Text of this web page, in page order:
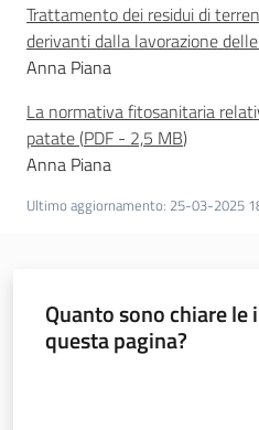
Seguici
su
Trattamento dei residui di
derivanti dalla lavorazione
Anna Piana
La normativa fitosanitaria
patate(PDF - 2,5 MB)
Anna Piana
Ultimo aggiornamento: 25-03-2025
Quanto sono chiare
questa pagina?